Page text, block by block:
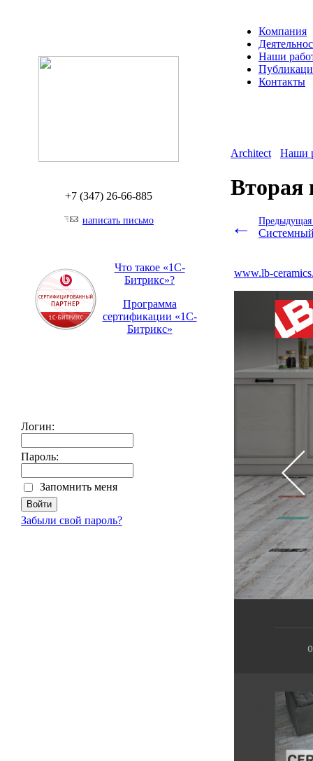
+7 (347) 26-66-885
написать письмо
Что такое «1С-
Битрикс»?
Программа
сертификации «1С-
Битрикс»
Логин:
Пароль:
Запомнить меня
Забыли свой пароль?
Компания
Наши
Контакты
Architect Наши
Вторая
← Предыдущая
www.lb-